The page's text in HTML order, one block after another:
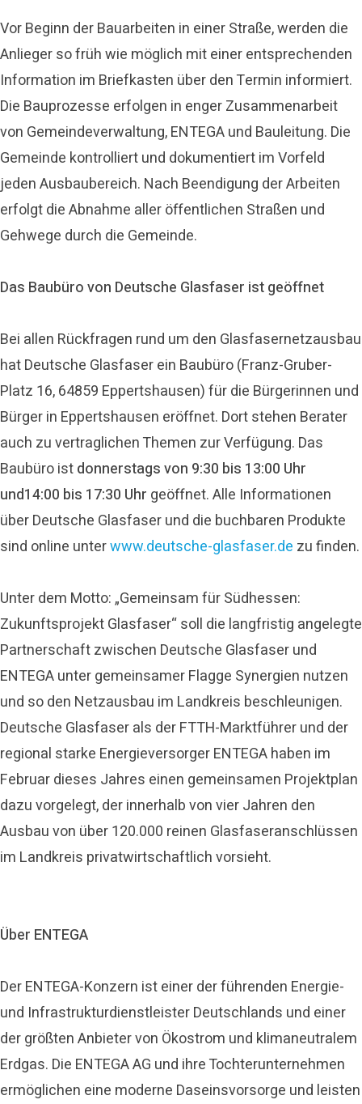
Vor Beginn der Bauarbeiten in einer Straße, werden die
Anlieger so früh wie möglich mit einer entsprechenden
Information im Briefkasten über den Termin informiert.
Die Bauprozesse erfolgen in enger Zusammenarbeit
von Gemeindeverwaltung, ENTEGA und Bauleitung. Die
Gemeinde kontrolliert und dokumentiert im Vorfeld
jeden Ausbaubereich. Nach Beendigung der Arbeiten
erfolgt die Abnahme aller öffentlichen Straßen und
Gehwege durch die Gemeinde.
Das Baubüro von Deutsche Glasfaser ist geöffnet
Bei allen Rückfragen rund um den Glasfasernetzausbau
hat Deutsche Glasfaser ein Baubüro (Franz-Gruber-
Platz 16, 64859 Eppertshausen) für die Bürgerinnen und
Bürger in Eppertshausen eröffnet. Dort stehen Berater
auch zu vertraglichen Themen zur Verfügung. Das
Baubüro istdonnerstags von 9:30 bis 13:00 Uhr
und14:00 bis 17:30 Uhr geöffnet. Alle Informationen
über Deutsche Glasfaser und die buchbaren Produkte
sind online unterwww.deutsche-glasfaser.de zu finden.
Unter dem Motto: „Gemeinsam für Südhessen:
Zukunftsprojekt Glasfaser“ soll die langfristig angelegte
Partnerschaft zwischen Deutsche Glasfaser und
ENTEGA unter gemeinsamer Flagge Synergien nutzen
und so den Netzausbau im Landkreis beschleunigen.
Deutsche Glasfaser als der FTTH-Marktführer und der
regional starke Energieversorger ENTEGA haben im
Februar dieses Jahres einen gemeinsamen Projektplan
dazu vorgelegt, der innerhalb von vier Jahren den
Ausbau von über 120.000 reinen Glasfaseranschlüssen
im Landkreis privatwirtschaftlich vorsieht.
Über ENTEGA
Der ENTEGA-Konzern ist einer der führenden Energie-
und Infrastrukturdienstleister Deutschlands und einer
der größten Anbieter von Ökostrom und klimaneutralem
Erdgas. Die ENTEGA AG und ihre Tochterunternehmen
ermöglichen eine moderne Daseinsvorsorge und leisten